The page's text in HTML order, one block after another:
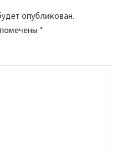
опубликован.
*